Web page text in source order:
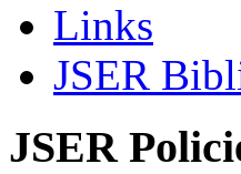
Links
JSER
JSER